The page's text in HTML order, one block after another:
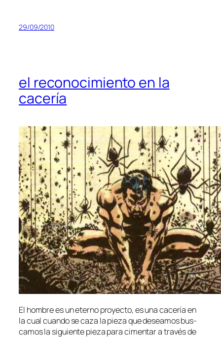
29/09/2010
el reconocimiento en la
cacería
El hom­bre es un eterno pro­yec­to, es una ca­ce­ría en
la cual cuan­do se ca­za la pie­za que de­sea­mos bus­
ca­mos la si­guien­te pie­za pa­ra ci­men­tar a tra­vés de